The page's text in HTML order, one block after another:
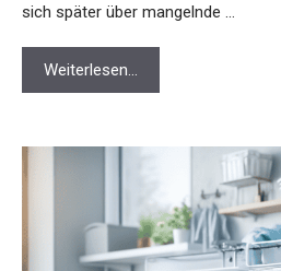
sich später über mangelnde …
Weiterlesen…